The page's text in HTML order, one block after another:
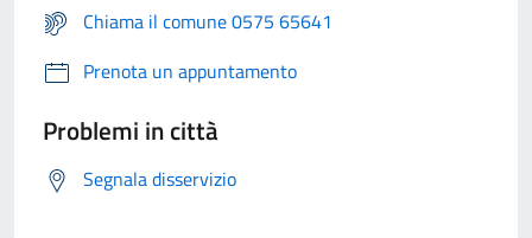
Chiama il comune 0575 65641
Prenota un appuntamento
Problemi in città
Segnala disservizio